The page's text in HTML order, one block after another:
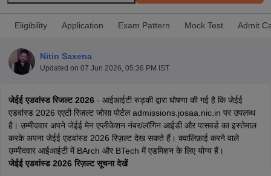
Syllabus JEE Main Study Material JEE Main Answer Key
JEE Advanced Exam Pattern
Eligibility Application Exam Pattern Mock Test Admit
Nitin Saxena
Updated on 07 Jun 2026, 05:36 PM IST
जेईई एडवांस्ड रिजल्ट 2026 - आईआईटी रुड़की द्वारा घोषणा की गई है कि जेईई
एडवांस्ड 2026 एएटी रिज़ल्ट जोसा पोर्टल admissions.josaa.nic.in पर उपलब्ध
है। उम्मीदवार अपने जेईई मेन एप्लीकेशन नंबर/लॉगिन आईडी और पासवर्ड का इस्तेमाल
करके अपना जेईई एडवांस्ड 2026 रिज़ल्ट देख सकते हैं। क्वालिफ़ाई करने वाले
उम्मीदवार आईआईटी में BArch और BTech में एडमिशन के लिए योग्य हैं।
जेईई एडवांस्ड 2026 रिज़ल्ट सूचना देखें